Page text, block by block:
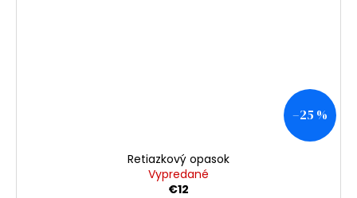
–25 %
Retiazkový opasok
Vypredané
€12